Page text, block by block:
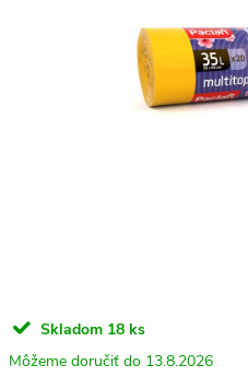
Skladom 18 ks
13.8.2026